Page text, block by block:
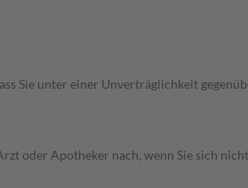
Sie unter einer Unverträglichkeit
oder Apotheker nach, wenn Sie sich nicht